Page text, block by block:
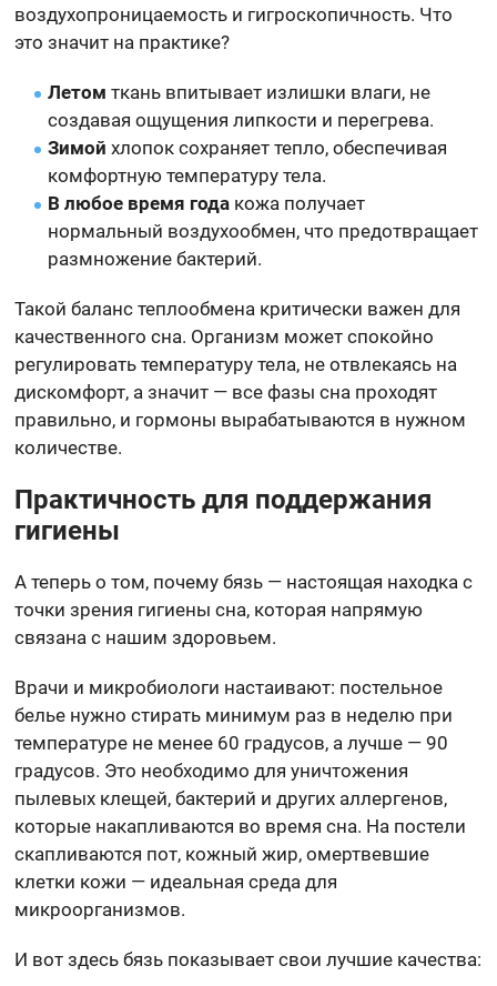
воздухопроницаемость и гигроскопичность. Что
это значит на практике?
Летом ткань впитывает излишки влаги, не
создавая ощущения липкости и перегрева.
Зимой хлопок сохраняет тепло, обеспечивая
комфортную температуру тела.
В любое время года кожа получает
нормальный воздухообмен, что предотвращает
размножение бактерий.
Такой баланс теплообмена критически важен для
качественного сна. Организм может спокойно
регулировать температуру тела, не отвлекаясь на
дискомфорт, а значит — все фазы сна проходят
правильно, и гормоны вырабатываются в нужном
количестве.
Практичность для поддержания
гигиены
А теперь о том, почему бязь — настоящая находка с
точки зрения гигиены сна, которая напрямую
связана с нашим здоровьем.
Врачи и микробиологи настаивают: постельное
белье нужно стирать минимум раз в неделю при
температуре не менее 60 градусов, а лучше — 90
градусов. Это необходимо для уничтожения
пылевых клещей, бактерий и других аллергенов,
которые накапливаются во время сна. На постели
скапливаются пот, кожный жир, омертвевшие
клетки кожи — идеальная среда для
микроорганизмов.
И вот здесь бязь показывает свои лучшие качества: